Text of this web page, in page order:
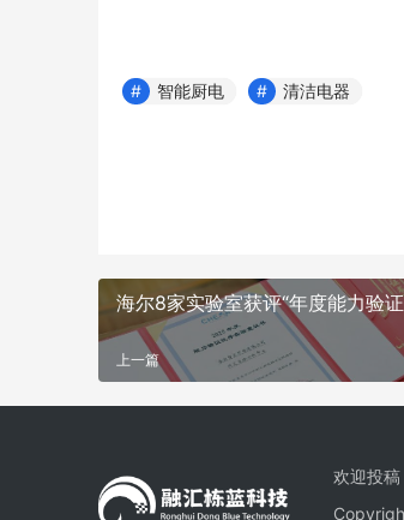
智能厨电 清洁电器
海尔8家实验室获评“年度能力验
上一篇
欢迎投稿